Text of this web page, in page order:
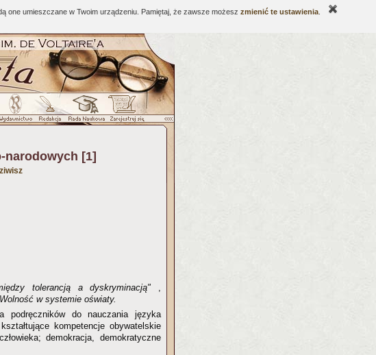
one umieszczane w Twoim urządzeniu. Pamiętaj, że zawsze możesz zmienić te ustawienia
narodowych [1]
tolerancją a dyskryminacją"
w systemie oświaty.
podręczników do nauczania języka
kompetencje obywatelskie
demokracja, demokratyczne